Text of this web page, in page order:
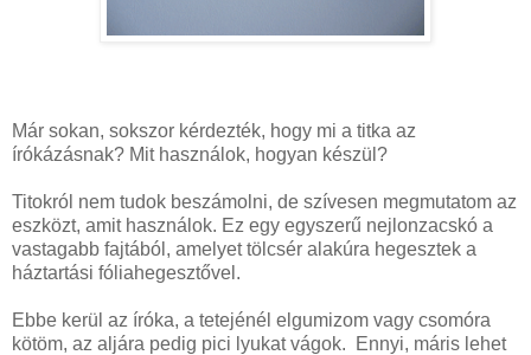
Már sokan, sokszor kérdezték, hogy mi a titka az
írókázásnak? Mit használok, hogyan készül?
Titokról nem tudok beszámolni, de szívesen megmutatom az
eszközt, amit használok. Ez egy egyszerű nejlonzacskó a
vastagabb fajtából, amelyet tölcsér alakúra hegesztek a
háztartási fóliahegesztővel.
Ebbe kerül az íróka, a tetejénél elgumizom vagy csomóra
kötöm, az aljára pedig pici lyukat vágok. Ennyi, máris lehet